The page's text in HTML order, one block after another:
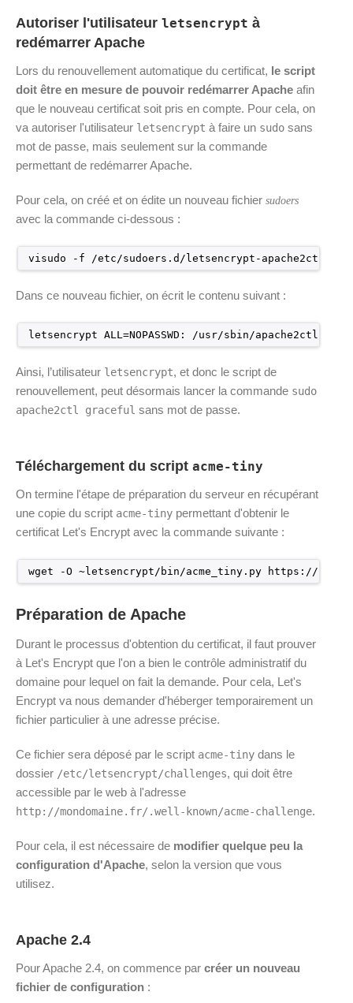
Autoriser l'utilisateur letsencrypt à
redémarrer Apache
Lors du renouvellement automatique du certificat, le script
doit être en mesure de pouvoir redémarrer Apache afin
que le nouveau certificat soit pris en compte. Pour cela, on
va autoriser l'utilisateur letsencrypt à faire un sudo sans
mot de passe, mais seulement sur la commande
permettant de redémarrer Apache.
Pour cela, on créé et on édite un nouveau fichier sudoers
avec la commande ci-dessous :
visudo -f /etc/sudoers .d /letsencrypt-apache2ctl-
Dans ce nouveau fichier, on écrit le contenu suivant :
letsencrypt ALL=NOPASSWD: /usr/sbin/apache2ctl
Ainsi, l’utilisateur letsencrypt, et donc le script de
renouvellement, peut désormais lancer la commande sudo
apache2ctl graceful sans mot de passe.
Téléchargement du script acme-tiny
On termine l'étape de préparation du serveur en récupérant
une copie du script acme-tiny permettant d'obtenir le
certificat Let's Encrypt avec la commande suivante :
wget -O ~letsencrypt/bin/acme_tiny .py https: //raw
Préparation de Apache
Durant le processus d'obtention du certificat, il faut prouver
à Let's Encrypt que l'on a bien le contrôle administratif du
domaine pour lequel on fait la demande. Pour cela, Let's
Encrypt va nous demander d'héberger temporairement un
fichier particulier à une adresse précise.
Ce fichier sera déposé par le script acme-tiny dans le
dossier /etc/letsencrypt/challenges, qui doit être
accessible par le web à l'adresse
http://mondomaine.fr/.well-known/acme-challenge.
Pour cela, il est nécessaire de modifier quelque peu la
configuration d'Apache, selon la version que vous
utilisez.
Apache 2.4
Pour Apache 2.4, on commence par créer un nouveau
fichier de configuration :